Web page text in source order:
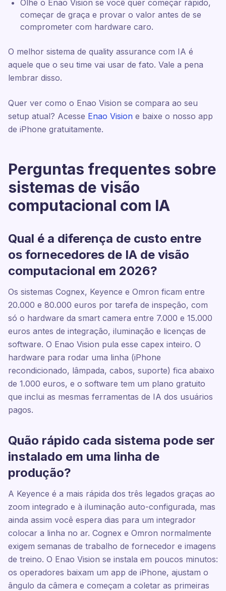
Olhe o Enao Vision se você quer começar rápido,
começar de graça e provar o valor antes de se
comprometer com hardware caro.
O melhor sistema de quality assurance com IA é
aquele que o seu time vai usar de fato. Vale a pena
lembrar disso.
Quer ver como o Enao Vision se compara ao seu
setup atual? Acesse Enao Vision e baixe o nosso app
de iPhone gratuitamente.
Perguntas frequentes sobre
sistemas de visão
computacional com IA
Qual é a diferença de custo entre
os fornecedores de IA de visão
computacional em 2026?
Os sistemas Cognex, Keyence e Omron ficam entre
20.000 e 80.000 euros por tarefa de inspeção, com
só o hardware da smart camera entre 7.000 e 15.000
euros antes de integração, iluminação e licenças de
software. O Enao Vision pula esse capex inteiro. O
hardware para rodar uma linha (iPhone
recondicionado, lâmpada, cabos, suporte) fica abaixo
de 1.000 euros, e o software tem um plano gratuito
que inclui as mesmas ferramentas de IA dos usuários
pagos.
Quão rápido cada sistema pode ser
instalado em uma linha de
produção?
A Keyence é a mais rápida dos três legados graças ao
zoom integrado e à iluminação auto-configurada, mas
ainda assim você espera dias para um integrador
colocar a linha no ar. Cognex e Omron normalmente
exigem semanas de trabalho de fornecedor e imagens
de treino. O Enao Vision se instala em poucos minutos:
os operadores baixam um app de iPhone, ajustam o
ângulo da câmera e começam a coletar as primeiras